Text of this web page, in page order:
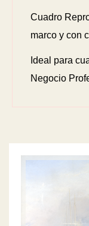
Cuadro
marco y con
Ideal para
Negocio